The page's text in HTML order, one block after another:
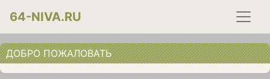
64-NIVA.RU
ДОБРО ПОЖАЛОВАТЬ